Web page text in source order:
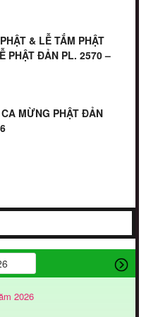
& LỄ TẮM PHẬT
PHẬT ĐẢN PL. 2570 –
MỪNG PHẬT ĐẢN
2026